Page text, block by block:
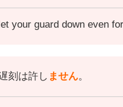
your guard down even
刻は許し ません。